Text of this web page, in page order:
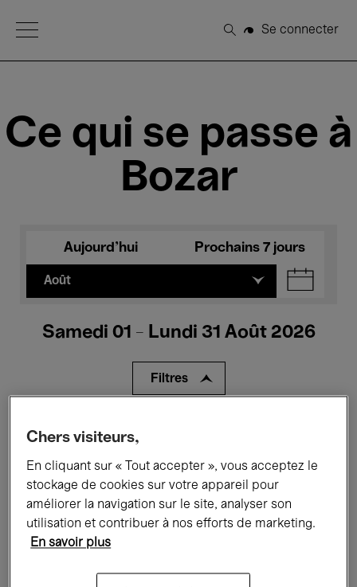
Open Menu
Rechercher
Se connecter
Ce qui se passe à
Bozar
Aujourd'hui Prochains 7 jours
Août
Samedi 01 - Lundi 31 Août 2026
Filtres
Tous les événements
Expositions Films Performances
Rencontres & Débats Jazz
Musique classique
Musique électronique
Chers visiteurs,
En cliquant sur « Tout accepter », vous acceptez le
stockage de cookies sur votre appareil pour
améliorer la navigation sur le site, analyser son
utilisation et contribuer à nos efforts de marketing.
En savoir plus